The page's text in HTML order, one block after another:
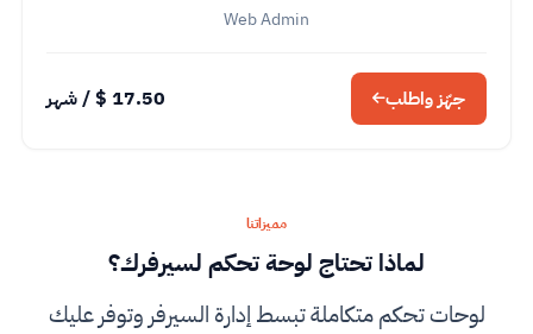
Web Admin
جهّز واطلب 17.50 $ / شهر
مميزاتنا
لماذا تحتاج لوحة تحكم لسيرفرك؟
لوحات تحكم متكاملة تبسط إدارة السيرفر وتوفر عليك